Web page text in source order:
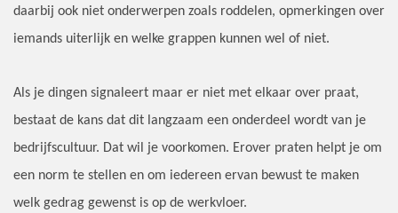
daarbij ook niet onderwerpen zoals roddelen, opmerkingen over
iemands uiterlijk en welke grappen kunnen wel of niet.
Als je dingen signaleert maar er niet met elkaar over praat,
bestaat de kans dat dit langzaam een onderdeel wordt van je
bedrijfscultuur. Dat wil je voorkomen. Erover praten helpt je om
een norm te stellen en om iedereen ervan bewust te maken
welk gedrag gewenst is op de werkvloer.